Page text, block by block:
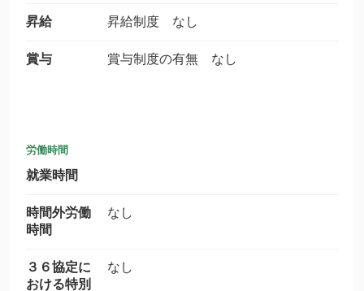
昇給 昇給制度 なし
賞与 賞与制度の有無 なし
労働時間
就業時間
時間外労働
時間
なし
３６協定に
おける特別
なし